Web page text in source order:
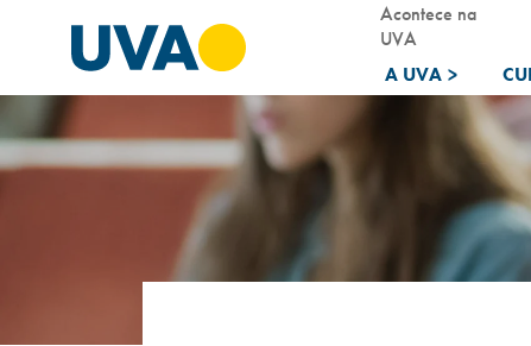
A UVA >
Acontece na
UVA